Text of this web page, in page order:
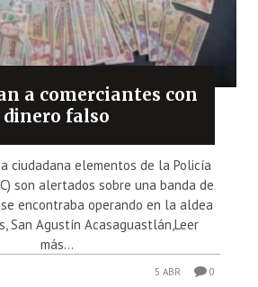
a comerciantes con
dinero falso
ciudadana elementos de la Policía
son alertados sobre una banda de
encontraba operando en la aldea
San Agustín Acasaguastlán,Leer
más...
5 ABR 0